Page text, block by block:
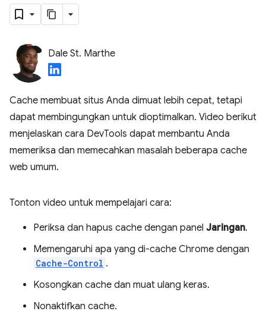
Dale St. Marthe
Cache membuat situs Anda dimuat lebih cepat, tetapi
dapat membingungkan untuk dioptimalkan. Video berikut
menjelaskan cara DevTools dapat membantu Anda
memeriksa dan memecahkan masalah beberapa cache
web umum.
Tonton video untuk mempelajari cara:
Periksa dan hapus cache dengan panel Jaringan.
Memengaruhi apa yang di-cache Chrome dengan
Cache-Control .
Kosongkan cache dan muat ulang keras.
Nonaktifkan cache.